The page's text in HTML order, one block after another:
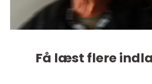
Få læst flere